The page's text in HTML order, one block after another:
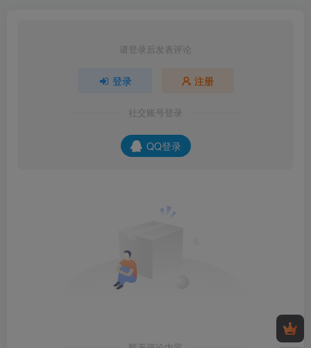
请登录后发表评论
登录 注册
社交账号登录
QQ登录